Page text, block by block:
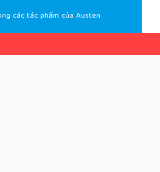
các tác phẩm của Austen